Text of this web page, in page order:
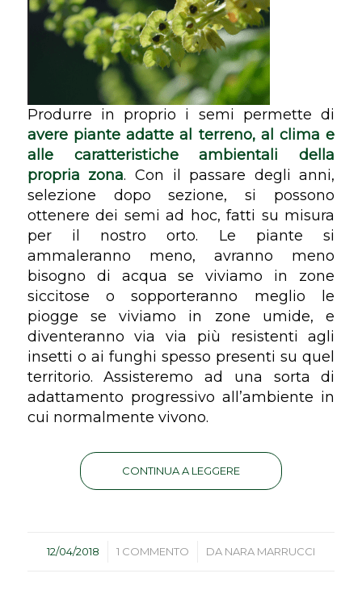
Produrre in proprio i semi permette di
avere piante adatte al terreno, al clima e
alle caratteristiche ambientali della
propria zona. Con il passare degli anni,
selezione dopo sezione, si possono
ottenere dei semi ad hoc, fatti su misura
per il nostro orto. Le piante si
ammaleranno meno, avranno meno
bisogno di acqua se viviamo in zone
siccitose o sopporteranno meglio le
piogge se viviamo in zone umide, e
diventeranno via via più resistenti agli
insetti o ai funghi spesso presenti su quel
territorio. Assisteremo ad una sorta di
adattamento progressivo all’ambiente in
cui normalmente vivono.
CONTINUA A LEGGERE
12/04/2018
/ 1 COMMENTO
/ DA NARA MARRUCCI